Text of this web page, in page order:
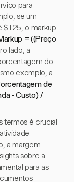
para
se um
$125, o markup
= ((Preço
lado, a
do
exemplo, a
de
- Custo) /
termos é crucial
a margem
sobre a
para as